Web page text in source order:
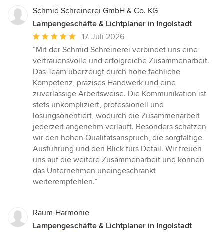
Schmid Schreinerei GmbH & Co. KG
Lampengeschäfte & Lichtplaner in Ingolstadt
Durchschnittliche
Bewertung:
5
von
5
Sternen
17. Juli 2026
“Mit der Schmid Schreinerei verbindet uns eine
vertrauensvolle und erfolgreiche Zusammenarbeit.
Das Team überzeugt durch hohe fachliche
Kompetenz, präzises Handwerk und eine
zuverlässige Arbeitsweise. Die Kommunikation ist
stets unkompliziert, professionell und
lösungsorientiert, wodurch die Zusammenarbeit
jederzeit angenehm verläuft. Besonders schätzen
wir den hohen Qualitätsanspruch, die sorgfältige
Ausführung und den Blick fürs Detail. Wir freuen
uns auf die weitere Zusammenarbeit und können
das Unternehmen uneingeschränkt
weiterempfehlen.”
Raum-Harmonie
Lampengeschäfte & Lichtplaner in Ingolstadt